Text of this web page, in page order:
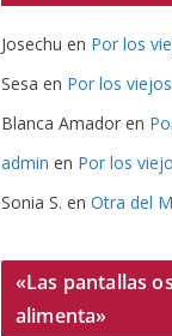
Josechu en Por los
Sesa en Por los
Blanca Amador en
admin en Por los
Sonia S. en Otra del
«Las pantallas
alimenta»